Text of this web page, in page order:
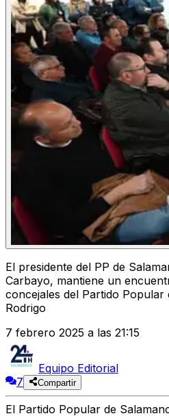
El presidente del PP de
Carbayo, mantiene un
concejales del Partido Popular
Rodrigo
7 febrero 2025 a las 21:15
Equipo Editorial
7
Compartir
El Partido Popular de